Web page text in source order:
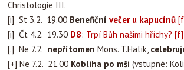
Christologie III.
[i] St 3.2. 19.00 Benefiční večer u kapucínů
[i] Čt 4.2. 19.30 D8: Trpí Bůh našimi hříchy? [f]
[.] Ne 7.2. nepřítomen Mons. T.Halík,
[+] Ne 7.2. 21.00 Kobliha po mši (vstupné: